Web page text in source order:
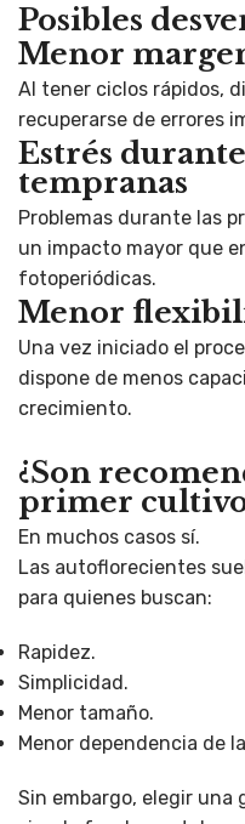
Posibles
Menor
Al tener ciclos rápidos,
recuperarse de errores
Estrés
tempranas
Problemas durante las
un impacto mayor que
fotoperiódicas.
Menor
Una vez iniciado el
dispone de menos
crecimiento.
¿Son
primer
En muchos casos sí.
Las autoflorecientes
para quienes buscan:
Rapidez.
Simplicidad.
Menor tamaño.
Menor dependencia de
Sin embargo, elegir una